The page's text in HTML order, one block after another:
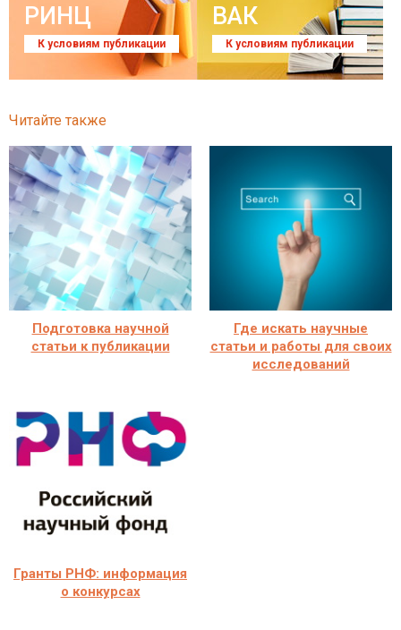
РИНЦ
К условиям публикации
ВАК
К условиям публикации
Читайте также
Подготовка научной
статьи к публикации
Где искать научные
статьи и работы для своих
исследований
Гранты РНФ: информация
о конкурсах